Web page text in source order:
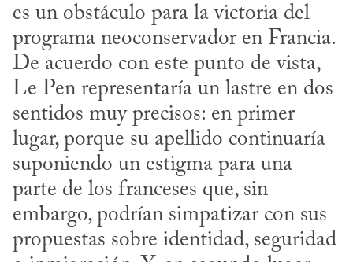
es un obstáculo para la victoria del
programa neoconservador en Francia.
De acuerdo con este punto de vista,
Le Pen representaría un lastre en dos
sentidos muy precisos: en primer
lugar, porque su apellido continuaría
suponiendo un estigma para una
parte de los franceses que, sin
embargo, podrían simpatizar con sus
propuestas sobre identidad, seguridad